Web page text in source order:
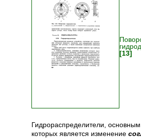
[13]
Гидрораспределители,
которых является изменение